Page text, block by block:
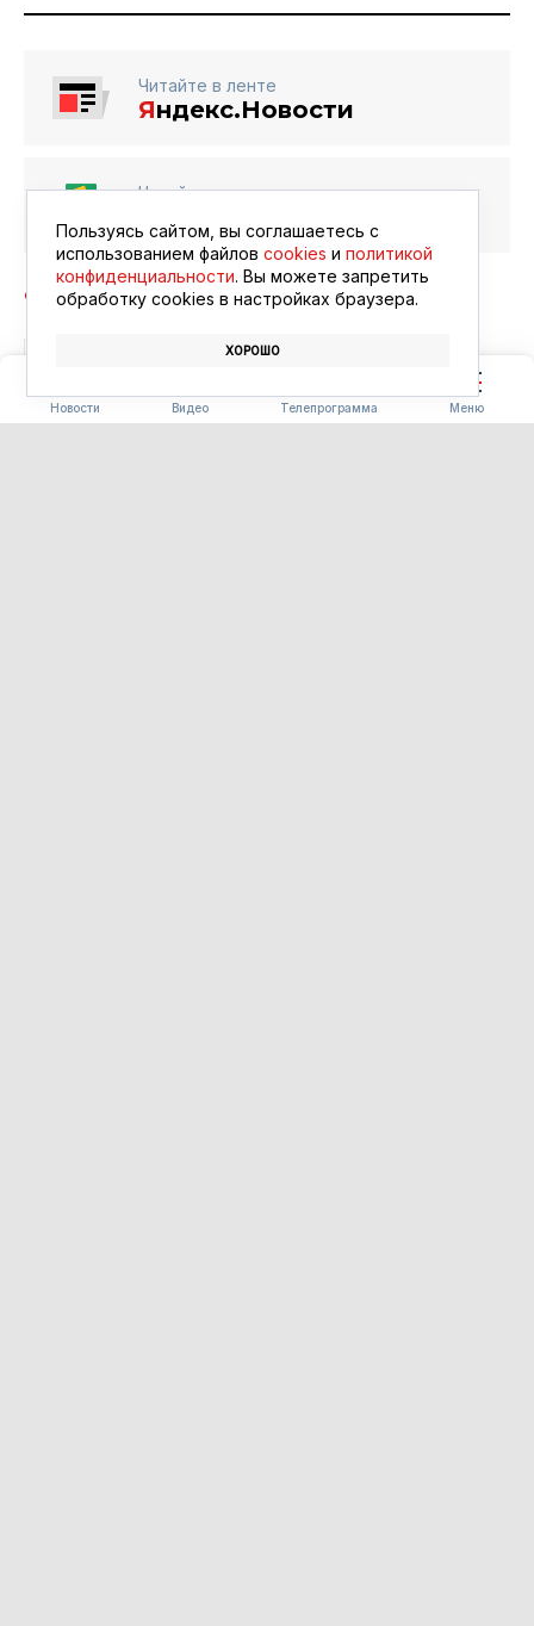
Новости Видео Телепрограмма Меню
Читайте в ленте
Яндекс.Новости
Читайте в ленте
АФИША
Пользуясь сайтом, вы соглашаетесь с
использованием файлов cookies и политикой
конфиденциальности. Вы можете запретить
обработку сookies в настройках браузера.
ХОРОШО